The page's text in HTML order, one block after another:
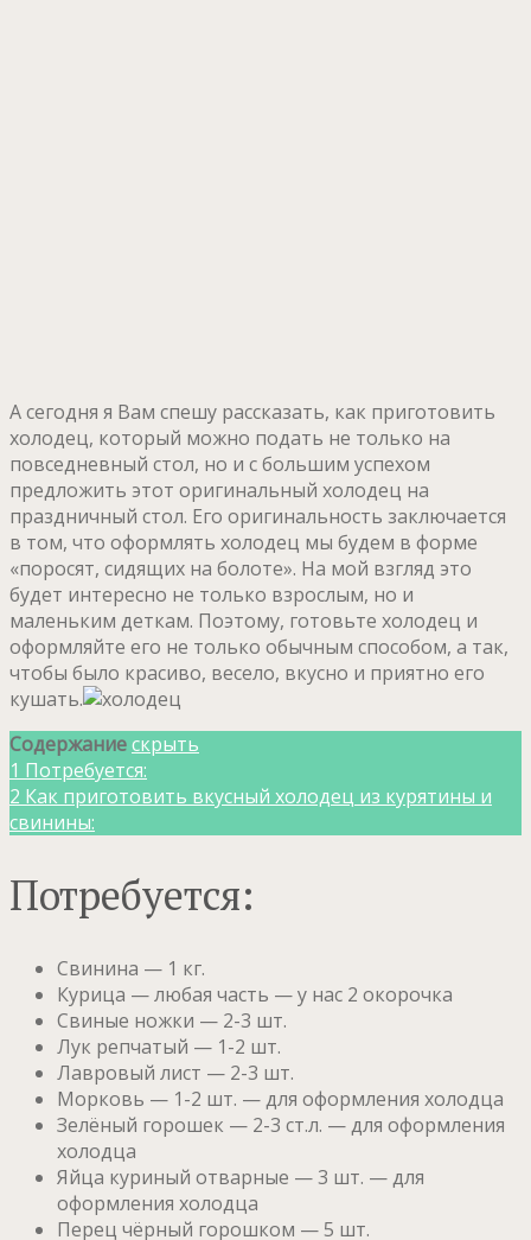
А сегодня я Вам спешу рассказать, как приготовить
холодец, который можно подать не только на
повседневный стол, но и с большим успехом
предложить этот оригинальный холодец на
праздничный стол. Его оригинальность заключается
в том, что оформлять холодец мы будем в форме
«поросят, сидящих на болоте». На мой взгляд это
будет интересно не только взрослым, но и
маленьким деткам. Поэтому, готовьте холодец и
оформляйте его не только обычным способом, а так,
чтобы было красиво, весело, вкусно и приятно его
кушать.
Содержаниескрыть
1 Потребуется:
2 Как приготовить вкусный холодец из курятины и
свинины:
Потребуется:
Свинина — 1 кг.
Курица — любая часть — у нас 2 окорочка
Свиные ножки — 2-3 шт.
Лук репчатый — 1-2 шт.
Лавровый лист — 2-3 шт.
Морковь — 1-2 шт. — для оформления холодца
Зелёный горошек — 2-3 ст.л. — для оформления
холодца
Яйца куриный отварные — 3 шт. — для
оформления холодца
Перец чёрный горошком — 5 шт.